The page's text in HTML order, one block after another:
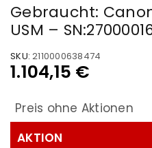
Gebraucht: Canon
USM –
SKU: 2110000638474
1.104,15 €
Preis ohne Aktionen
AKTION